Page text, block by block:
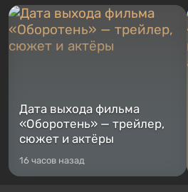
Дата выхода фильма
«Оборотень» — трейлер,
сюжет и актёры
16 часов назад